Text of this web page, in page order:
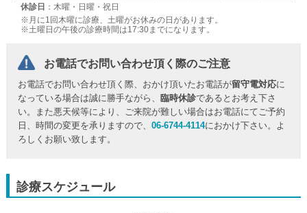
休診日 ：木曜・日曜・祝日
※月に1回木曜に診療、土曜がお休みの日があります。
※土曜日の午後の診療時間は17:30までになります。
お電話でお問い合わせ頂く際のご注意
お電話でお問い合わせ頂く際、おかけ頂いたお電話が留守電対応に
なっている場合は誠に勝手ながら、
臨時休診であるとお考え下さ
い。また悪天候等により、ご来院が難しい場合はお電話にてご予約
日、時間の変更を承りますので、06-6744-4114におかけ下さい。よ
ろしくお願い致します。
診療スケジュール